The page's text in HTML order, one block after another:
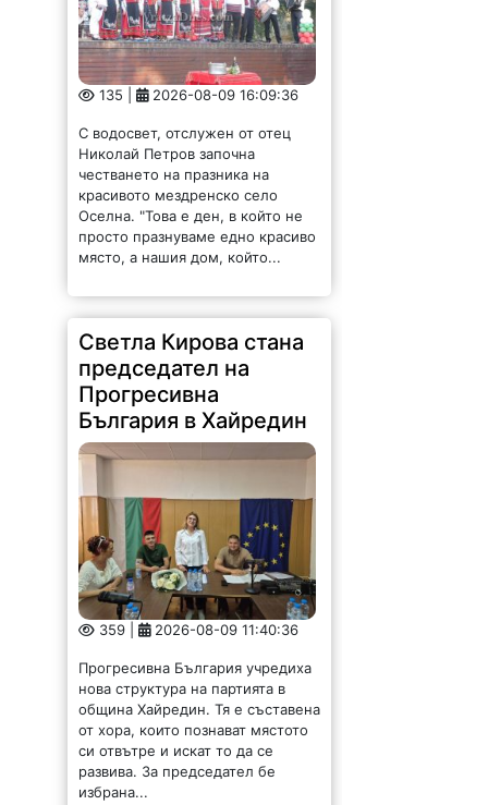
135 | 2026-08-09 16:09:36
С водосвет, отслужен от отец
Николай Петров започна
честването на празника на
красивото мездренско село
Оселна. "Това е ден, в който не
просто празнуваме едно красиво
място, а нашия дом, който...
Светла Кирова стана
председател на
Прогресивна
България в Хайредин
359 | 2026-08-09 11:40:36
Прогресивна България учредиха
нова структура на партията в
община Хайредин. Тя е съставена
от хора, които познават мястото
си отвътре и искат то да се
развива. За председател бе
избрана...